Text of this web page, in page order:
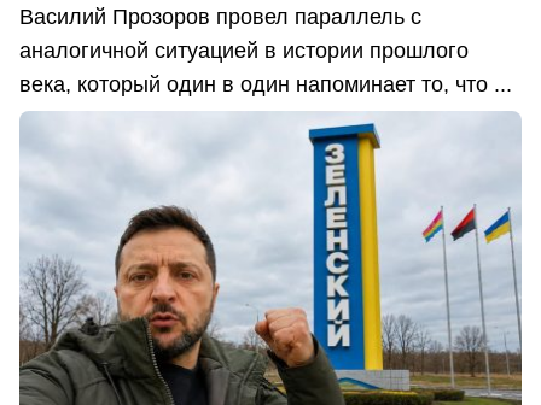
Василий Прозоров провел параллель с
аналогичной ситуацией в истории прошлого
века, который один в один напоминает то, что ...